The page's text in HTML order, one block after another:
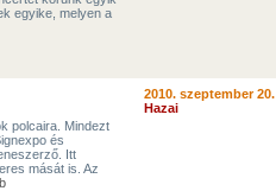
egyike, melyen a
polcaira. Mindezt
és
Itt
mását is. Az
2010. szeptember 20.
Hazai